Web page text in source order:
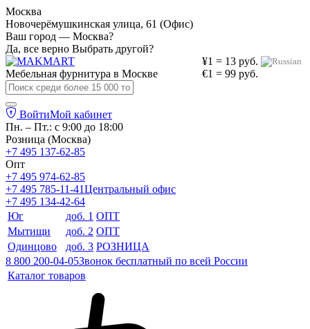
Москва
Новочерёмушкинская улица, 61 (Офис)
Ваш город — Москва?
Да, все верно Выбрать другой?
¥1 = 13 руб.
€1 = 99 руб.
Мебельная фурнитура в Москве
ВойтиМой кабинет
Пн. – Пт.: с 9:00 до 18:00
Розница (Москва)
+7 495 137-62-85
Опт
+7 495 974-62-85
+7 495 785-11-41Центральный офис
+7 495 134-42-64
Юг
доб. 1 ОПТ
Мытищи
доб. 2 ОПТ
Одинцово
доб. 3 РОЗНИЦА
8 800 200-04-05Звонок бесплатный по всей России
Каталог товаров